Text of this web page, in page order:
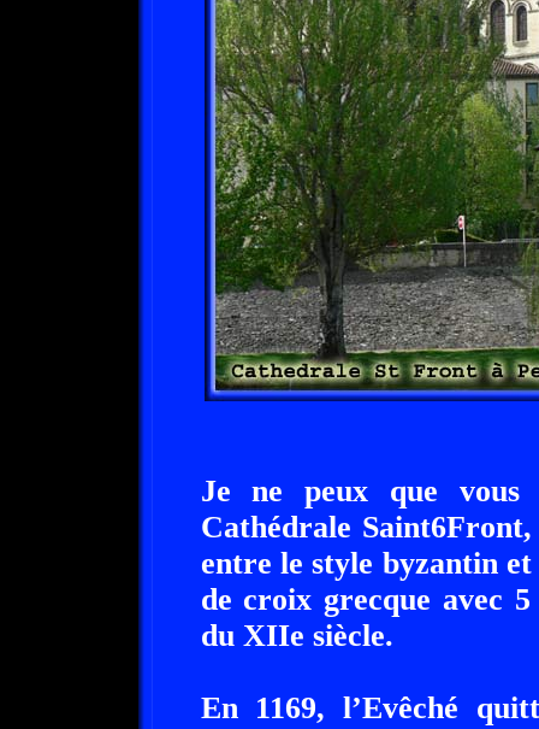
Je ne peux que vous
Cathédrale
entre le style byzantin
de croix grecque avec
du XIIe siècle.
En 1169, l’Evêché